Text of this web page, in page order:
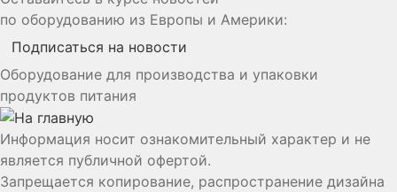
по оборудованию из Европы и Америки:
Подписаться на новости
Оборудование для производства и упаковки
продуктов питания
Информация носит ознакомительный характер и не
является публичной офертой.
Запрещается копирование, распространение дизайна